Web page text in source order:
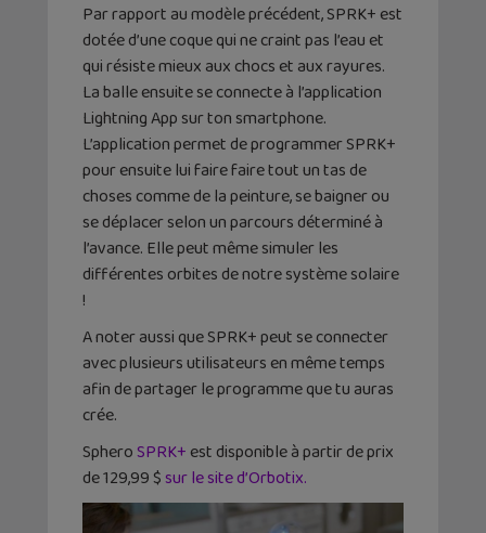
Par rapport au modèle précédent, SPRK+ est
dotée d’une coque qui ne craint pas l’eau et
qui résiste mieux aux chocs et aux rayures.
La balle ensuite se connecte à l’application
Lightning App sur ton smartphone.
L’application permet de programmer SPRK+
pour ensuite lui faire faire tout un tas de
choses comme de la peinture, se baigner ou
se déplacer selon un parcours déterminé à
l’avance. Elle peut même simuler les
différentes orbites de notre système solaire
!
A noter aussi que SPRK+ peut se connecter
avec plusieurs utilisateurs en même temps
afin de partager le programme que tu auras
crée.
SpheroSPRK+ est disponible à partir de prix
de 129,99 $sur le site d’Orbotix.